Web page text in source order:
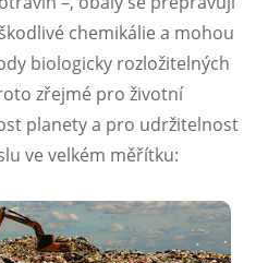
chemikálie a mohou
biologicky rozložitelných
zřejmé pro životní
planety a pro udržitelnost
ve velkém měřítku: